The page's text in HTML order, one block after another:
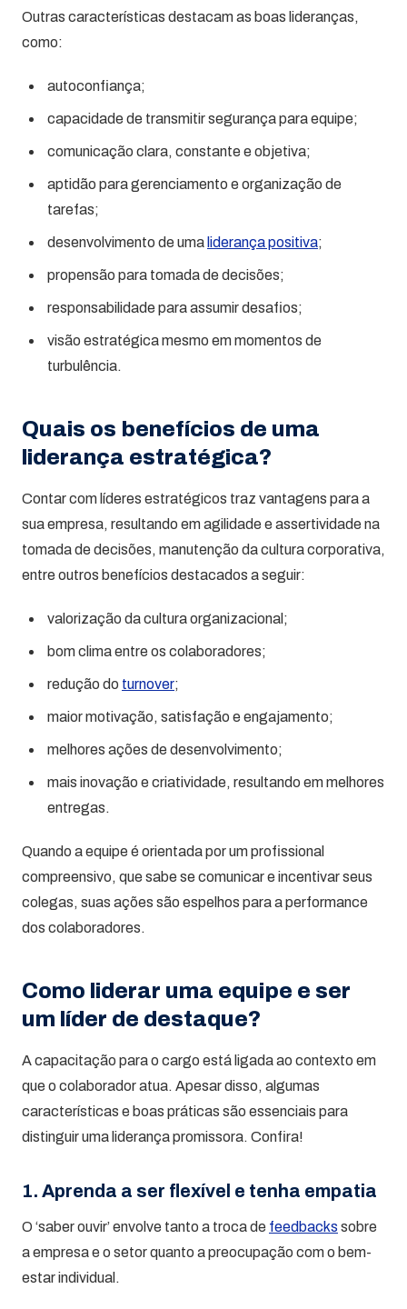
Outras características destacam as boas lideranças,
como:
autoconfiança;
capacidade de transmitir segurança para equipe;
comunicação clara, constante e objetiva;
aptidão para gerenciamento e organização de
tarefas;
desenvolvimento de uma liderança positiva;
propensão para tomada de decisões;
responsabilidade para assumir desafios;
visão estratégica mesmo em momentos de
turbulência.
Quais os benefícios de uma
liderança estratégica?
Contar com líderes estratégicos traz vantagens para a
sua empresa, resultando em agilidade e assertividade na
tomada de decisões, manutenção da cultura corporativa,
entre outros benefícios destacados a seguir:
valorização da cultura organizacional;
bom clima entre os colaboradores;
redução do turnover;
maior motivação, satisfação e engajamento;
melhores ações de desenvolvimento;
mais inovação e criatividade, resultando em melhores
entregas.
Quando a equipe é orientada por um profissional
compreensivo, que sabe se comunicar e incentivar seus
colegas, suas ações são espelhos para a performance
dos colaboradores.
Como liderar uma equipe e ser
um líder de destaque?
A capacitação para o cargo está ligada ao contexto em
que o colaborador atua. Apesar disso, algumas
características e boas práticas são essenciais para
distinguir uma liderança promissora. Confira!
1. Aprenda a ser flexível e tenha empatia
O ‘saber ouvir’ envolve tanto a troca de feedbacks sobre
a empresa e o setor quanto a preocupação com o bem-
estar individual.